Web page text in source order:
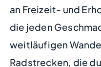
an Freizeit- und
die jeden
weitläufigen
Radstrecken, die